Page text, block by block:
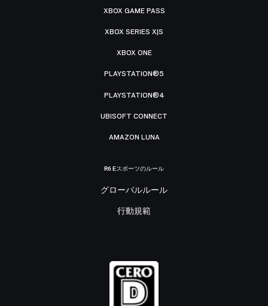
XBOX GAME PASS
XBOX SERIES X|S
XBOX ONE
PLAYSTATION®5
PLAYSTATION®4
UBISOFT CONNECT
AMAZON LUNA
R6 Eスポーツのルール
グローバルルール
行動規範